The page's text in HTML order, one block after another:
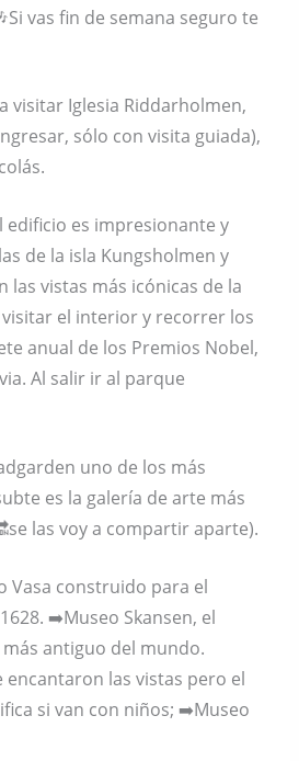
vas fin de semana seguro te
visitar Iglesia Riddarholmen,
sólo con visita guiada),
edificio es impresionante y
de la isla Kungsholmen y
las vistas más icónicas de la
el interior y recorrer los
anual de los Premios Nobel,
Al salir ir al parque
uno de los más
es la galería de arte más
las voy a compartir aparte).
Vasa construido para el
➡️Museo Skansen, el
antiguo del mundo.
encantaron las vistas pero el
si van con niños; ➡️Museo